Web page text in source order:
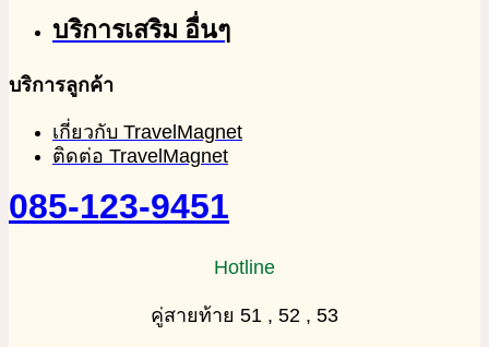
บริการเสริม อื่นๆ
บริการลูกค้า
เกี่ยวกับ TravelMagnet
ติดต่อ TravelMagnet
085-123-9451
Hotline
คู่สายท้าย 51 , 52 , 53